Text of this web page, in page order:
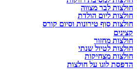
חולצות לבר מצווה
חולצות ליום הולדת
חולצות סוף טירונות וסיום קורס
קצינים
חולצות מחזור
חולצות לטיול שנתי
חולצות מצחיקות
הדפסת לוגו על חולצות